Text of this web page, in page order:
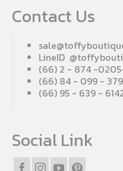
Contact Us
LineID
(66) 2 - 874 -
(66) 84 - 099 -
(66) 95 - 639 -
Social Link